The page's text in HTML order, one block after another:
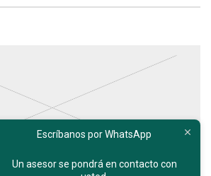
Escríbanos por WhatsApp
Un asesor se pondrá en contacto con